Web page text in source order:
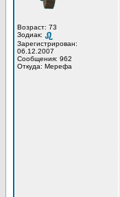
Возраст: 73
Зодиак:
Зарегистрирован:
06.12.2007
Сообщения: 962
Откуда: Мерефа